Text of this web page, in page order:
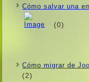
Cómo salvar una
(0)
Cómo migrar de
(2)